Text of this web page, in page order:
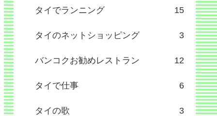
タイでランニング 15
タイのネットショッピング 3
バンコクお勧めレストラン 12
タイで仕事 6
タイの歌 3